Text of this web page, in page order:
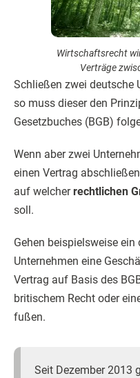
Wirtschaftsrecht
Verträge
Schließen zwei deutsche
so muss dieser den
Gesetzbuches (BGB)
Wenn aber zwei
einen Vertrag
auf welcherrechtlichen
soll.
Gehen beispielsweise
Unternehmen eine
Vertrag auf Basis des
britischem Recht oder
fußen.
Seit Dezember 2013